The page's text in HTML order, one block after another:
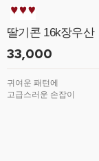
딸기콘 16k장우산
33,000
귀여운 패턴에
고급스러운 손잡이